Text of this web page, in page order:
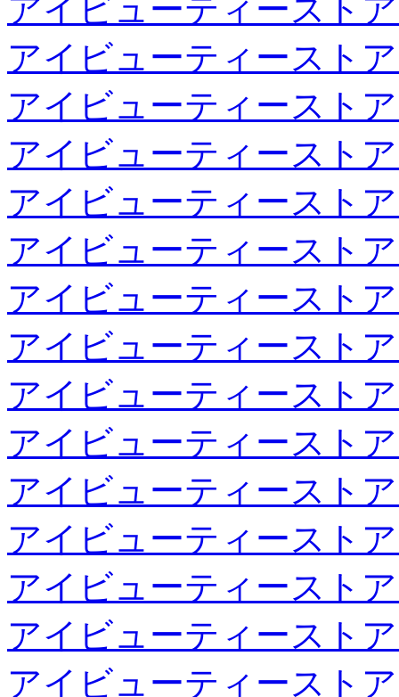
アイビューティースト
アイビューティースト
アイビューティースト
アイビューティースト
アイビューティースト
アイビューティースト
アイビューティースト
アイビューティースト
アイビューティースト
アイビューティースト
アイビューティースト
アイビューティースト
アイビューティースト
アイビューティースト
アイビューティースト